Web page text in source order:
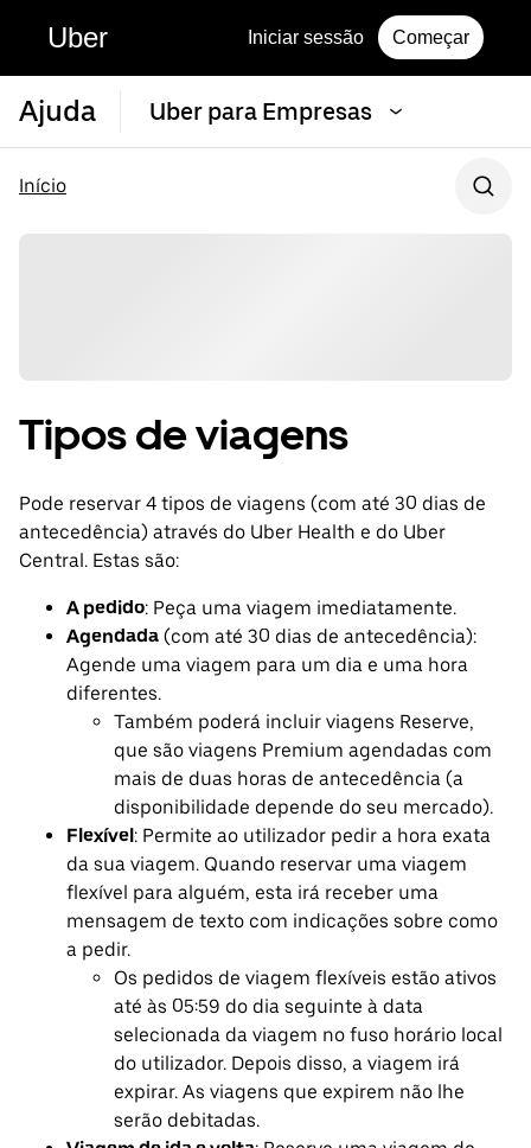
Uber Iniciar sessão Começar
Ajuda Uber para Empresas
Início
Tipos de viagens
Pode reservar 4 tipos de viagens (com até 30 dias de
antecedência) através do Uber Health e do Uber
Central. Estas são:
A pedido: Peça uma viagem imediatamente.
Agendada (com até 30 dias de antecedência):
Agende uma viagem para um dia e uma hora
diferentes.
Também poderá incluir viagens Reserve,
que são viagens Premium agendadas com
mais de duas horas de antecedência (a
disponibilidade depende do seu mercado).
Flexível: Permite ao utilizador pedir a hora exata
da sua viagem. Quando reservar uma viagem
flexível para alguém, esta irá receber uma
mensagem de texto com indicações sobre como
a pedir.
Os pedidos de viagem flexíveis estão ativos
até às 05:59 do dia seguinte à data
selecionada da viagem no fuso horário local
do utilizador. Depois disso, a viagem irá
expirar. As viagens que expirem não lhe
serão debitadas.